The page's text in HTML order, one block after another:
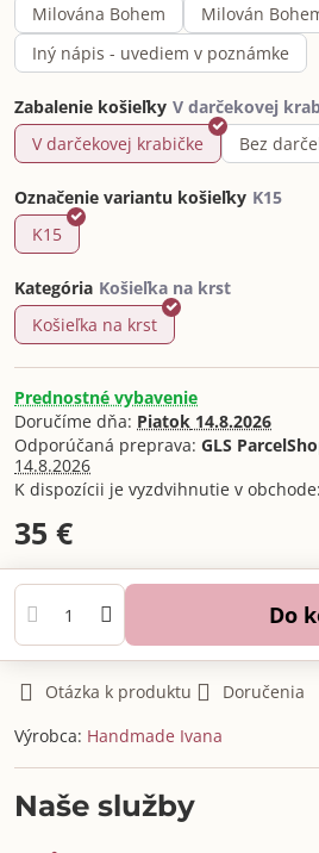
Milována Bohem
Milován
Iný nápis - uvediem v poznámke
Zabalenie košieľky
V darčekovej krabičke
Bez
Označenie variantu košieľky
K15
Kategória
Košieľka na krst
Prednostné vybavenie
Doručíme dňa: Piatok 14.8.2026
GLS
14.8.2026
35 €
Do
Otázka k produktu
Doručenia
Výrobca: Handmade Ivana
Naše služby